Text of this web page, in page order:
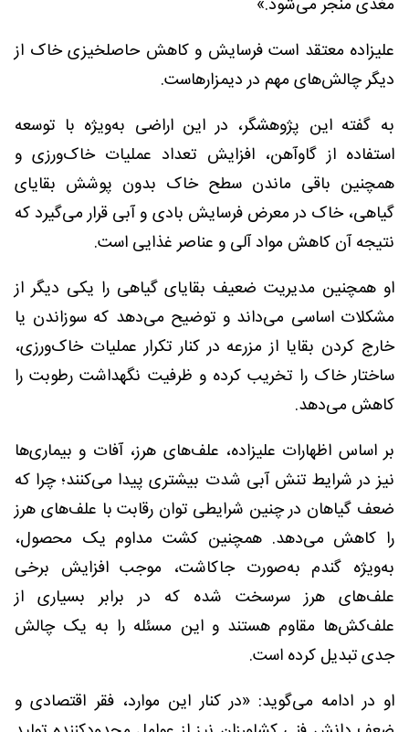
مغذی منجر می‌شود.»
علیزاده معتقد است فرسایش و کاهش حاصلخیزی خاک از
دیگر چالش‌های مهم در دیمزارهاست.
به گفته این پژوهشگر، در این اراضی به‌ویژه با توسعه
استفاده از گاوآهن، افزایش تعداد عملیات خاک‌ورزی و
همچنین باقی ماندن سطح خاک بدون پوشش بقایای
گیاهی، خاک در معرض فرسایش بادی و آبی قرار می‌گیرد که
نتیجه آن کاهش مواد آلی و عناصر غذایی است.
او همچنین مدیریت ضعیف بقایای گیاهی را یکی دیگر از
مشکلات اساسی می‌داند و توضیح می‌دهد که سوزاندن یا
خارج کردن بقایا از مزرعه در کنار تکرار عملیات خاک‌ورزی،
ساختار خاک را تخریب کرده و ظرفیت نگهداشت رطوبت را
کاهش می‌دهد.
بر اساس اظهارات علیزاده، علف‌های هرز، آفات و بیماری‌ها
نیز در شرایط تنش آبی شدت بیشتری پیدا می‌کنند؛ چرا که
ضعف گیاهان در چنین شرایطی توان رقابت با علف‌های هرز
را کاهش می‌دهد. همچنین کشت مداوم یک محصول،
به‌ویژه گندم به‌صورت جاکاشت، موجب افزایش برخی
علف‌های هرز سرسخت شده که در برابر بسیاری از
علف‌کش‌ها مقاوم هستند و این مسئله را به یک چالش
جدی تبدیل کرده است.
او در ادامه می‌گوید: «در کنار این موارد، فقر اقتصادی و